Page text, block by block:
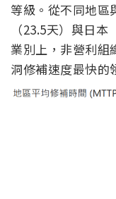
等級。從不同地區
（23.5天）與日
業別上，非營利組
洞修補速度最快的